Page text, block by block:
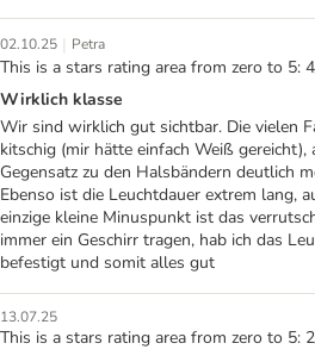
02.10.25 | Petra
This is a stars rating area from zero to 5:
Wirklich klasse
Wir sind wirklich gut sichtbar. Die vielen
kitschig (mir hätte einfach Weiß
Gegensatz zu den Halsbändern deutlich
Ebenso ist die Leuchtdauer extrem lang,
einzige kleine Minuspunkt ist das
immer ein Geschirr tragen, hab ich das
befestigt und somit alles gut
13.07.25
This is a stars rating area from zero to 5: